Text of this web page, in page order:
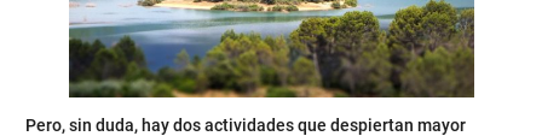
Pero, sin duda, hay dos actividades que despiertan mayor